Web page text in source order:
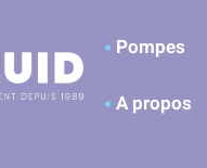
Pompes
A propos